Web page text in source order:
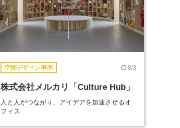
空間デザイン事例 8/3
株式会社メルカリ「Culture Hub」
人と人がつながり、アイデアを加速させるオ
フィス